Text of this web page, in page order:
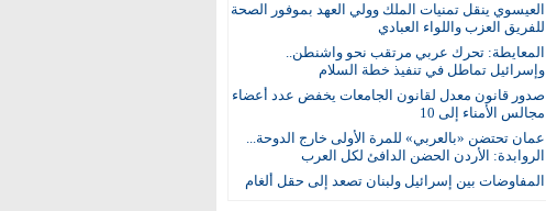
العيسوي ينقل تمنيات الملك وولي العهد بموفور الصحة
للفريق العزب واللواء العبادي
المعايطة: تحرك عربي مرتقب نحو واشنطن..
وإسرائيل تماطل في تنفيذ خطة السلام
صدور قانون معدل لقانون الجامعات يخفض عدد أعضاء
مجالس الأمناء إلى 10
عمان تحتضن «بالعربي» للمرة الأولى خارج الدوحة...
الروابدة: الأردن الحضن الدافئ لكل العرب
المفاوضات بين إسرائيل ولبنان تصعد إلى حقل ألغام